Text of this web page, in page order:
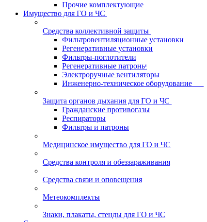
Прочие комплектующие
Имущество для ГО и ЧС
Средства коллективной защиты
Фильтровентиляционные установки
Регенеративные установки
Фильтры-поглотители
Регенеративные патроны
Электроручные вентиляторы
Инженерно-техническое оборудование
Защита органов дыхания для ГО и ЧС
Гражданские противогазы
Респираторы
Фильтры и патроны
Медицинское имущество для ГО и ЧС
Средства контроля и обеззараживания
Средства связи и оповещения
Метеокомплекты
Знаки, плакаты, стенды для ГО и ЧС